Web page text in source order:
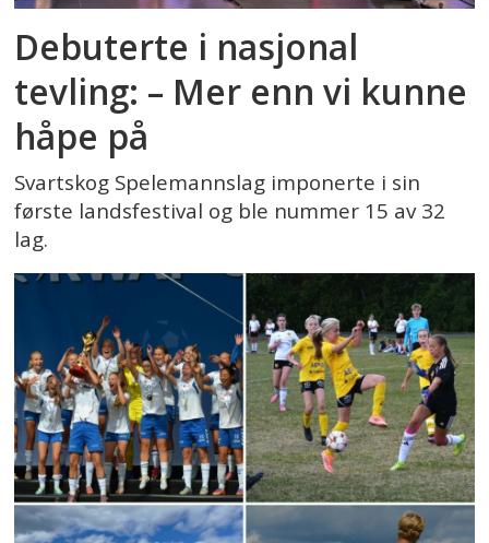
Debuterte i nasjonal
tevling: – Mer enn vi kunne
håpe på
Svartskog Spelemannslag imponerte i sin
første landsfestival og ble nummer 15 av 32
lag.